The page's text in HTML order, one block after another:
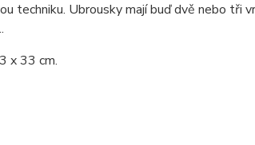
techniku. Ubrousky mají buď dvě nebo tři
x 33 cm.